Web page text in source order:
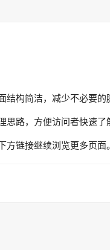
构简洁，减少不必要的
路，方便访问者快速了
链接继续浏览更多页面。